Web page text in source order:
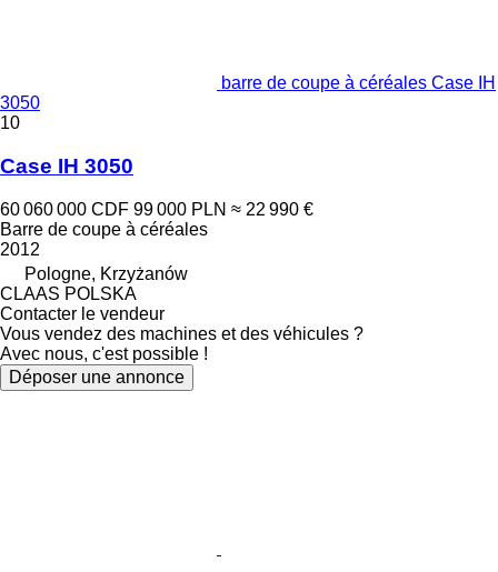
barre de coupe à céréales Case IH
3050
10
Case IH 3050
60 060 000 CDF 99 000 PLN ≈ 22 990 €
Barre de coupe à céréales
2012
Pologne, Krzyżanów
CLAAS POLSKA
Contacter le vendeur
Vous vendez des machines et des véhicules ?
Avec nous, c'est possible !
Déposer une annonce